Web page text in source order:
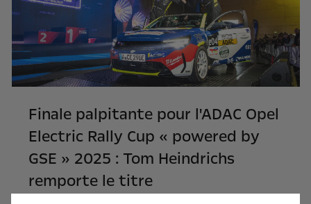
Finale palpitante pour l'ADAC Opel
Electric Rally Cup « powered by
GSE » 2025 : Tom Heindrichs
remporte le titre